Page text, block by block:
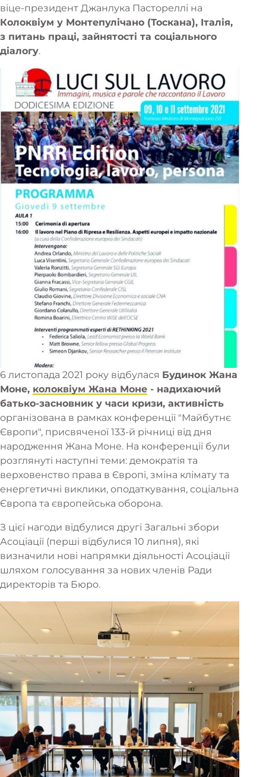
віце-президент Джанлука Пастореллі на
Колоквіум у Монтепулічано (Тоскана), Італія,
з питань праці, зайнятості та соціального
діалогу.
6 листопада 2021 року відбулася Будинок Жана
Моне, колоквіум Жана Моне - надихаючий
батько-засновник у часи кризи, активність
організована в рамках конференції "Майбутнє
Європи", присвяченої 133-й річниці від дня
народження Жана Моне. На конференції були
розглянуті наступні теми: демократія та
верховенство права в Європі, зміна клімату та
енергетичні виклики, оподаткування, соціальна
Європа та європейська оборона.
З цієї нагоди відбулися другі Загальні збори
Асоціації (перші відбулися 10 липня), які
визначили нові напрямки діяльності Асоціації
шляхом голосування за нових членів Ради
директорів та Бюро.